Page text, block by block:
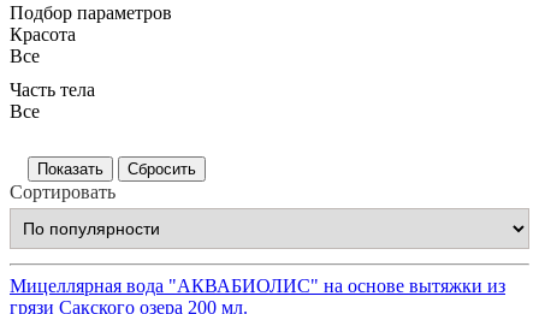
Подбор параметров
Красота
Все
Часть тела
Все
Сортировать
Мицеллярная вода "АКВАБИОЛИС" на основе вытяжки из
грязи Сакского озера 200 мл.